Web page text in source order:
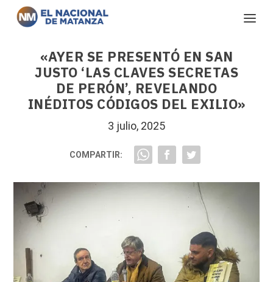
«AYER SE PRESENTÓ EN SAN
JUSTO ‘LAS CLAVES SECRETAS
DE PERÓN’, REVELANDO
INÉDITOS CÓDIGOS DEL EXILIO»
3 julio, 2025
COMPARTIR: